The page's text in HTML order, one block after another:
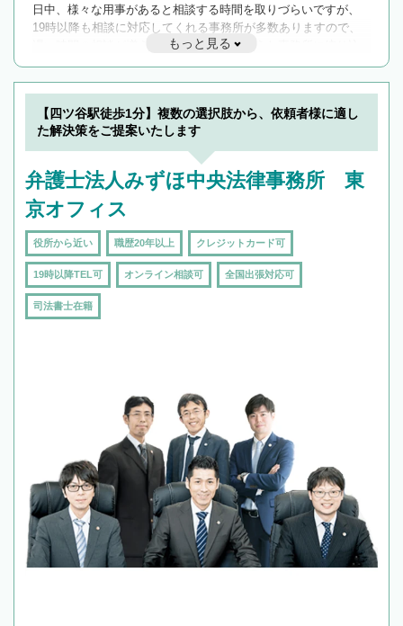
日中、様々な用事があると相談する時間を取りづらいですが、
19時以降も相談に対応してくれる事務所が多数ありますので、
遅い時間の相談が増えそうな場合はそのような事務所に絞り込
んで検索してみましょう。
19時以降TEL可の条件
を加えて再検索
もっと見る
【四ツ谷駅徒歩1分】複数の選択肢から、依頼者様に適し
た解決策をご提案いたします
弁護士法人みずほ中央法律事務所 東
京オフィス
役所から近い 職歴20年以上 クレジットカード可
19時以降TEL可 オンライン相談可 全国出張対応可
司法書士在籍